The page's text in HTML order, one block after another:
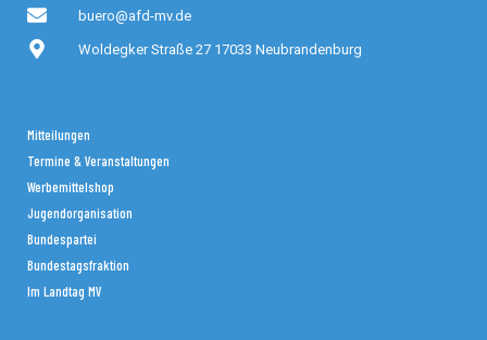
buero@afd-mv.de
Woldegker Straße 27 17033 Neubrandenburg
Mitteilungen
Termine & Veranstaltungen
Werbemittelshop
Jugendorganisation
Bundespartei
Bundestagsfraktion
Im Landtag MV